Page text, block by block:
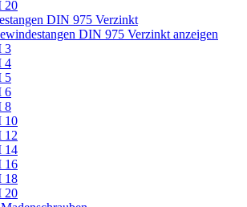
20
DIN 975 Verzinkt
DIN 975 Verzinkt anzeigen
3
4
5
6
8
10
12
14
16
18
20